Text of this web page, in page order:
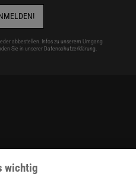
abbestellen. Infos zu unserem Umgang
Sie in unserer Datenschutzerklärung
wichtig